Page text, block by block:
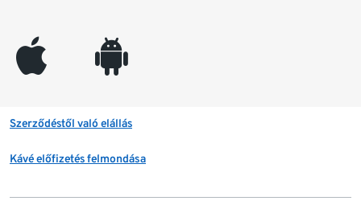
appleinc android
Szerződéstől való elállás
Kávé előfizetés felmondása